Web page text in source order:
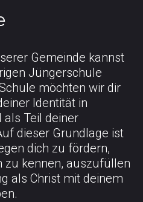
Gemeinde kannst
Jüngerschule
möchten wir dir
Identität in
Teil deiner
dieser Grundlage ist
dich zu fördern,
zu kennen, auszufüllen
als Christ mit deinem